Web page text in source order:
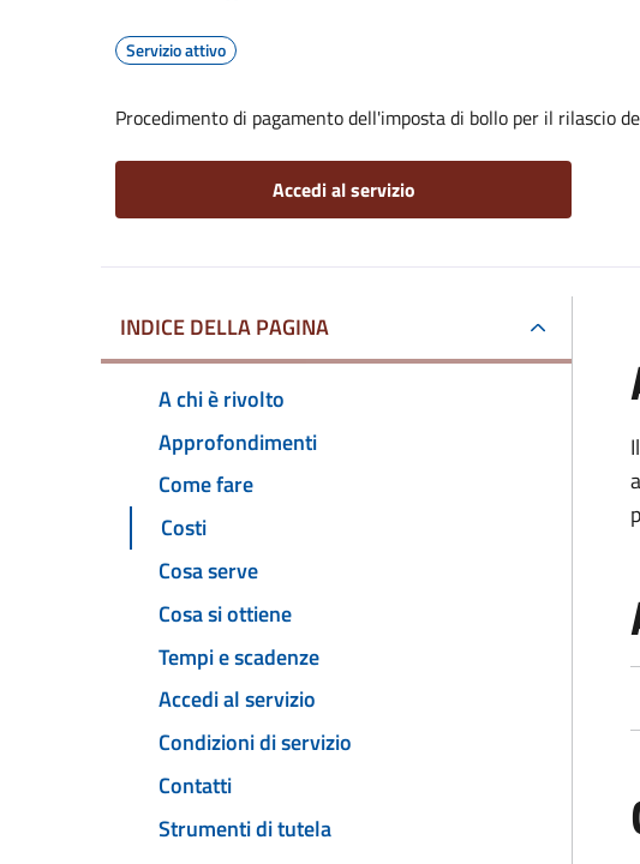
Servizio attivo
Procedimento di pagamento dell'imposta di bollo per il rilascio
Accedi al servizio
INDICE DELLA PAGINA
A chi è rivolto
Approfondimenti
Come fare
Costi
Cosa serve
Cosa si ottiene
Tempi e scadenze
Accedi al servizio
Condizioni di servizio
Contatti
Strumenti di tutela